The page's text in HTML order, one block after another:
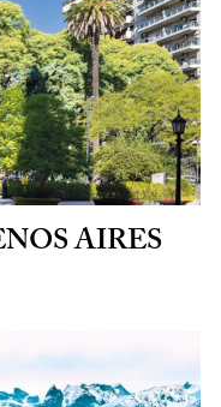
AIRES